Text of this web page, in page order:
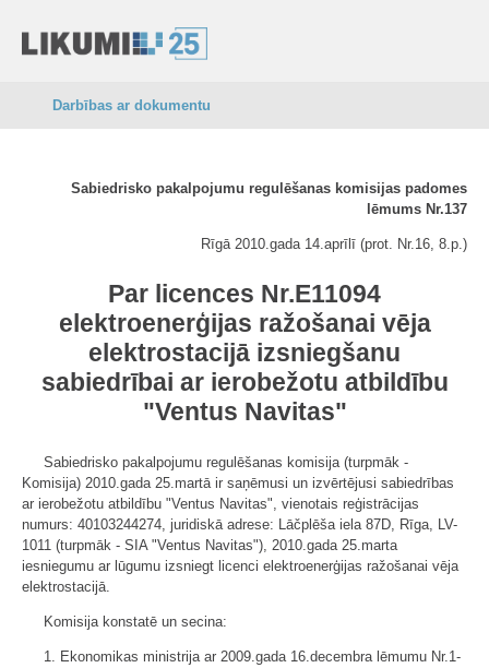
Darbības ar dokumentu
Sabiedrisko pakalpojumu regulēšanas komisijas padomes
lēmums Nr.137
Rīgā 2010.gada 14.aprīlī (prot. Nr.16, 8.p.)
Par licences Nr.E11094
elektroenerģijas ražošanai vēja
elektrostacijā izsniegšanu
sabiedrībai ar ierobežotu atbildību
"Ventus Navitas"
Sabiedrisko pakalpojumu regulēšanas komisija (turpmāk -
Komisija) 2010.gada 25.martā ir saņēmusi un izvērtējusi sabiedrības
ar ierobežotu atbildību "Ventus Navitas", vienotais reģistrācijas
numurs: 40103244274, juridiskā adrese: Lāčplēša iela 87D, Rīga, LV-
1011 (turpmāk - SIA "Ventus Navitas"), 2010.gada 25.marta
iesniegumu ar lūgumu izsniegt licenci elektroenerģijas ražošanai vēja
elektrostacijā.
Komisija konstatē un secina:
1. Ekonomikas ministrija ar 2009.gada 16.decembra lēmumu Nr.1-